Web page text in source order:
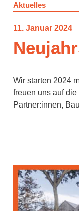
Aktuelles
11. Januar 2024
Wir starten 2024
freuen uns auf
Partner:innen,